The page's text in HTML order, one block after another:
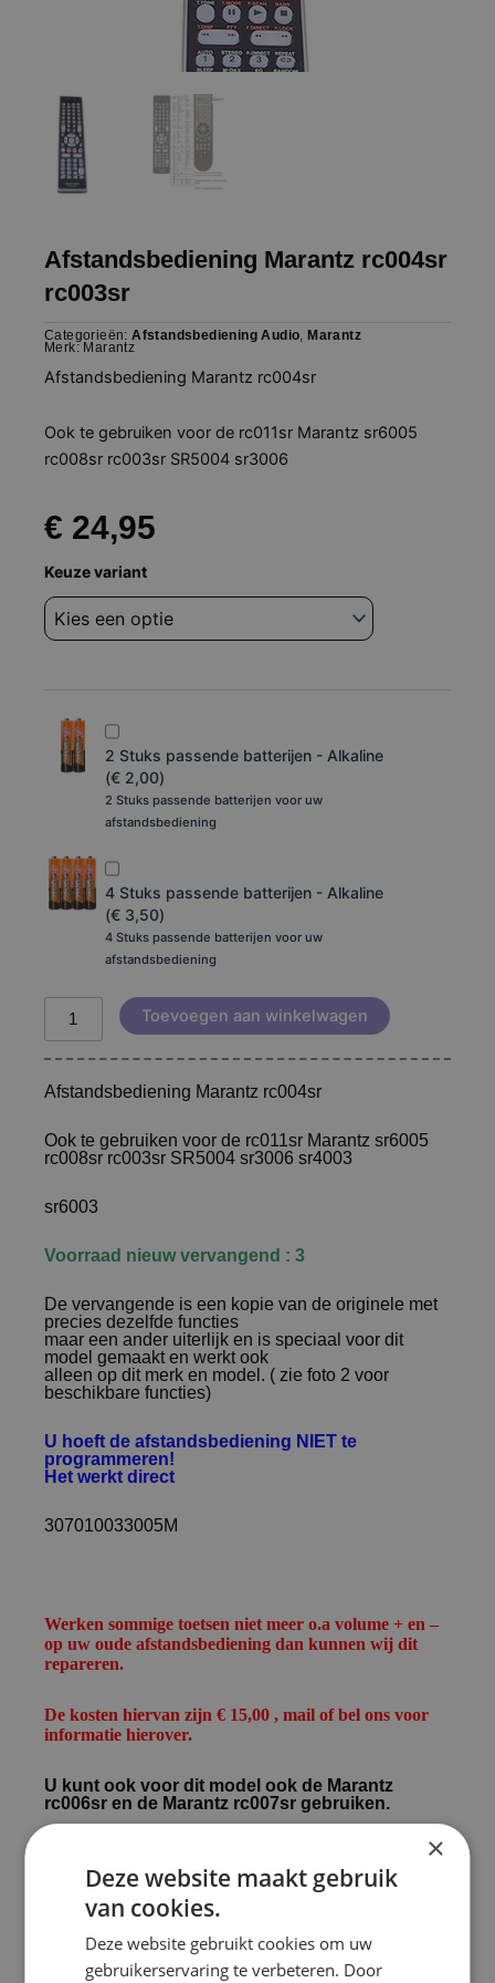
Afstandsbediening Marantz rc004sr
rc003sr
Categorieën: Afstandsbediening Audio ,Marantz
Merk: Marantz
Afstandsbediening Marantz rc004sr
Ook te gebruiken voor de rc011sr Marantz sr6005
rc008sr rc003sr SR5004 sr3006
€ 24,95
Keuze variant
2 Stuks passende batterijen - Alkaline
(€ 2,00)
2 Stuks passende batterijen voor uw
afstandsbediening
4 Stuks passende batterijen - Alkaline
(€ 3,50)
4 Stuks passende batterijen voor uw
afstandsbediening
Afstandsbediening
Marantz
rc004sr
rc003sr
Toevoegen aan winkelwagen
Afstandsbediening Marantz rc004sr
Ook te gebruiken voor de rc011sr Marantz sr6005
rc008sr rc003sr SR5004 sr3006 sr4003
sr6003
Voorraad nieuw vervangend : 3
De vervangende is een kopie van de originele met
precies dezelfde functies
maar een ander uiterlijk en is speciaal voor dit
model gemaakt en werkt ook
alleen op dit merk en model. ( zie foto 2 voor
beschikbare functies)
U hoeft de afstandsbediening NIET te
programmeren!
Het werkt direct
307010033005M
Werken sommige toetsen niet meer o.a volume + en –
op uw oude afstandsbediening dan kunnen wij dit
repareren.
De kosten hiervan zijn € 15,00 , mail of bel ons voor
informatie hierover.
U kunt ook voor dit model ook de Marantz
rc006sr en de Marantz rc007sr gebruiken.
dfct.qwv12
×
Deze website maakt gebruik
van cookies.
Deze website gebruikt cookies om uw
gebruikerservaring te verbeteren. Door